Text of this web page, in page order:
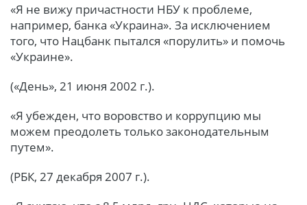
«Я не вижу причастности НБУ к проблеме,
например, банка «Украина». За исключением
того, что Нацбанк пытался «порулить» и помочь
«Украине».
(«День», 21 июня 2002 г.).
«Я убежден, что воровство и коррупцию мы
можем преодолеть только законодательным
путем».
(РБК, 27 декабря 2007 г.).